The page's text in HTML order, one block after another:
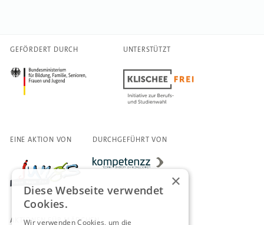
GEFÖRDERT DURCH UNTERSTÜTZT
EINE AKTION VON DURCHGEFÜHRT VON
AKTIONEN FÜR MÄDCHEN
×
Diese Webseite verwendet
Cookies.
Wir verwenden Cookies, um die